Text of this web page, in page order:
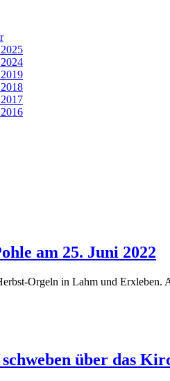
am 25. Juni 2022
Orgeln in Lahm und
über das